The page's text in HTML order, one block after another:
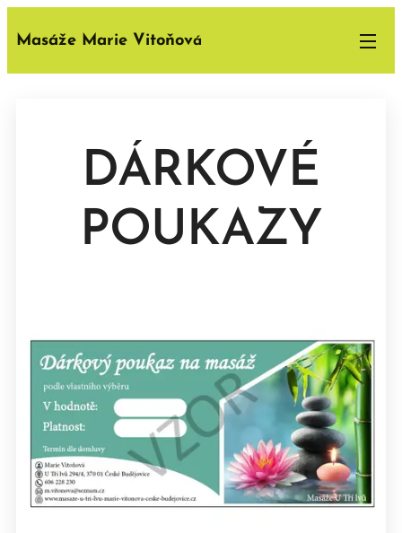
Masáže Marie Vitoňová
DÁRKOVÉ
POUKAZY